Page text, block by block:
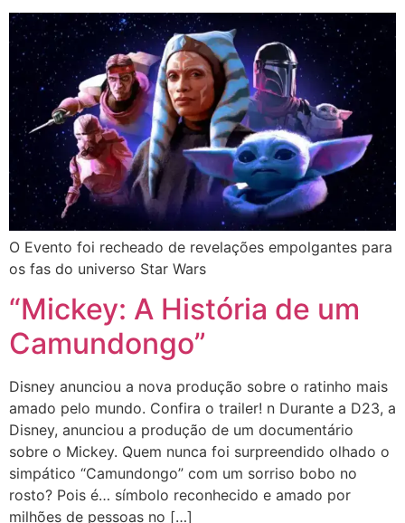
O Evento foi recheado de revelações empolgantes para
os fas do universo Star Wars
“Mickey: A História de um
Camundongo”
Disney anunciou a nova produção sobre o ratinho mais
amado pelo mundo. Confira o trailer! n Durante a D23, a
Disney, anunciou a produção de um documentário
sobre o Mickey. Quem nunca foi surpreendido olhado o
simpático “Camundongo” com um sorriso bobo no
rosto? Pois é… símbolo reconhecido e amado por
milhões de pessoas no […]